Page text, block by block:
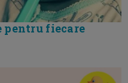
pentru fiecare